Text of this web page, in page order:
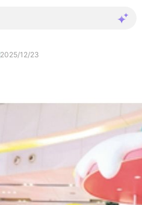
2025/12/23